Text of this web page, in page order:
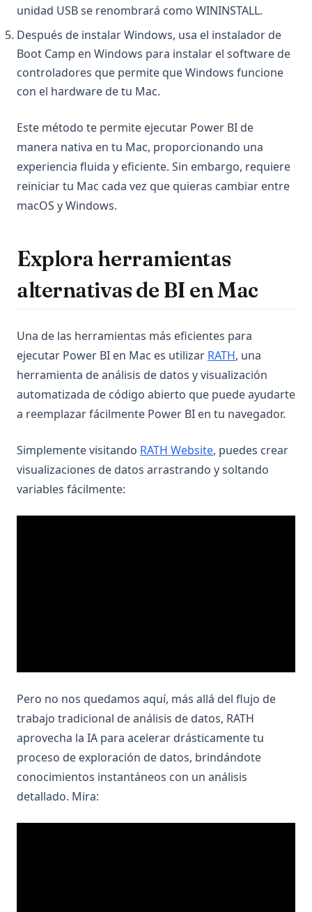
unidad USB se renombrará como WININSTALL.
Después de instalar Windows, usa el instalador de
Boot Camp en Windows para instalar el software de
controladores que permite que Windows funcione
con el hardware de tu Mac.
Este método te permite ejecutar Power BI de
manera nativa en tu Mac, proporcionando una
experiencia fluida y eficiente. Sin embargo, requiere
reiniciar tu Mac cada vez que quieras cambiar entre
macOS y Windows.
Explora herramientas
alternativas de BI en Mac
Una de las herramientas más eficientes para
ejecutar Power BI en Mac es utilizar RATH(opens in a
, una
herramienta de análisis de datos y visualización
automatizada de código abierto que puede ayudarte
a reemplazar fácilmente Power BI en tu navegador.
Simplemente visitando RATH Website(opens in a new
, puedes crear
visualizaciones de datos arrastrando y soltando
variables fácilmente:
Pero no nos quedamos aquí, más allá del flujo de
trabajo tradicional de análisis de datos, RATH
aprovecha la IA para acelerar drásticamente tu
proceso de exploración de datos, brindándote
conocimientos instantáneos con un análisis
detallado. Mira: